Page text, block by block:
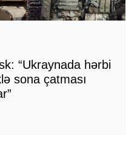
“Ukraynada hərbi
sona çatması